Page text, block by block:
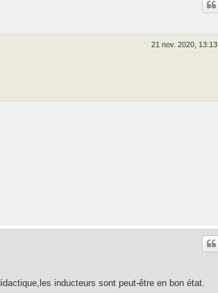
21 nov. 2020, 13:13
inducteurs sont peut-être en bon état.